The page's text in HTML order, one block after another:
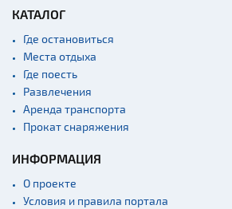
КАТАЛОГ
Где остановиться
Места отдыха
Где поесть
Развлечения
Аренда транспорта
Прокат снаряжения
ИНФОРМАЦИЯ
О проекте
Условия и правила портала